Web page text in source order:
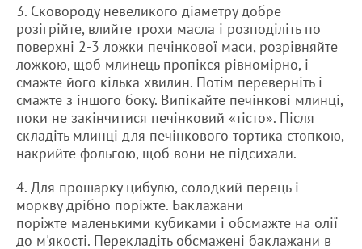
3. Сковороду невеликого діаметру добре
розігрійте, влийте трохи масла і розподіліть по
поверхні 2-3 ложки печінкової маси, розрівняйте
ложкою, щоб млинець пропікся рівномірно, і
смажте його кілька хвилин. Потім переверніть і
смажте з іншого боку. Випікайте печінкові млинці,
поки не закінчитися печінковий «тісто». Після
складіть млинці для печінкового тортика стопкою,
накрийте фольгою, щоб вони не підсихали.
4. Для прошарку цибулю, солодкий перець і
моркву дрібно поріжте. Баклажани
поріжте маленькими кубиками і обсмажте на олії
до м'якості. Перекладіть обсмажені баклажани в